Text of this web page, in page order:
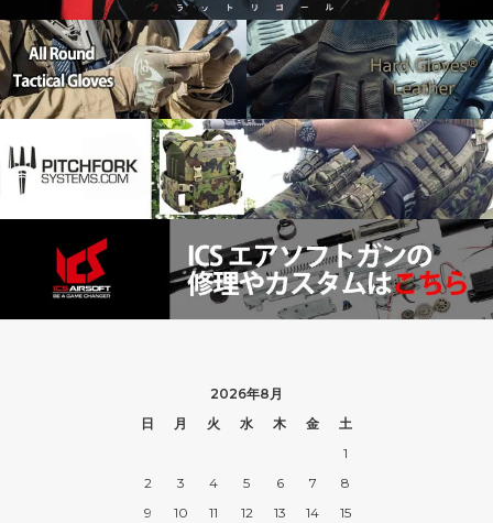
2026年8月
日
月 火 水 木 金
土
1
2
3 4 5 6 7
8
9
10 11 12 13 14
15